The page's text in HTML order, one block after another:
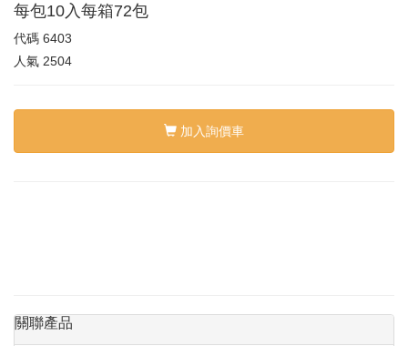
每包10入每箱72包
代碼 6403
人氣 2504
加入詢價車
關聯產品